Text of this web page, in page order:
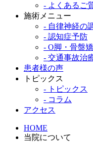
- よくあるご
施術メニュー
- 自律神経の
- 認知症予防
- O脚・骨盤
- 交通事故治
患者様の声
トピックス
- トピックス
- コラム
アクセス
HOME
当院について